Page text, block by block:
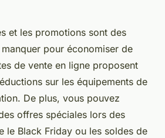
et les promotions sont des
pour économiser de
de vente en ligne proposent
sur les équipements de
De plus, vous pouvez
offres spéciales lors des
le Black Friday ou les soldes de